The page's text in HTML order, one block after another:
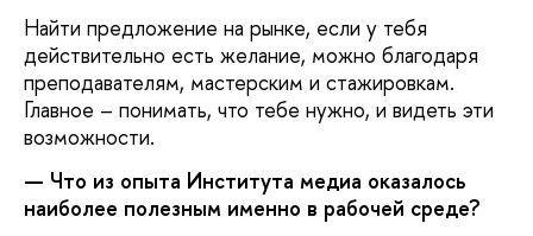
Найти предложение на рынке, если у тебя
действительно есть желание, можно благодаря
преподавателям, мастерским и стажировкам.
Главное – понимать, что тебе нужно, и видеть эти
возможности.
— Что из опыта Института медиа оказалось
наиболее полезным именно в рабочей среде?